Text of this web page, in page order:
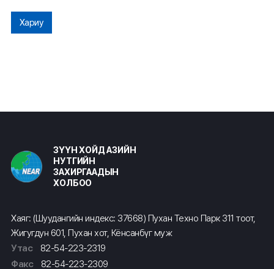
Хариу
ЗҮҮН ХОЙД АЗИЙН
НУТГИЙН
ЗАХИРГААДЫН
ХОЛБОО
Хаяг: (Шуудангийн индекс: 37668) Пухан Техно Парк 311 тоот,
Жигугдун 601, Пухан хот, Кёнсанбүг муж
Утас
82-54-223-2319
Факс
82-54-223-2309